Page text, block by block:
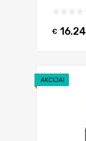
€ 16.24
AKCIJA!